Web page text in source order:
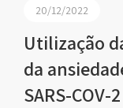
20/12/2022
Utilização
da
SARS-COV-2